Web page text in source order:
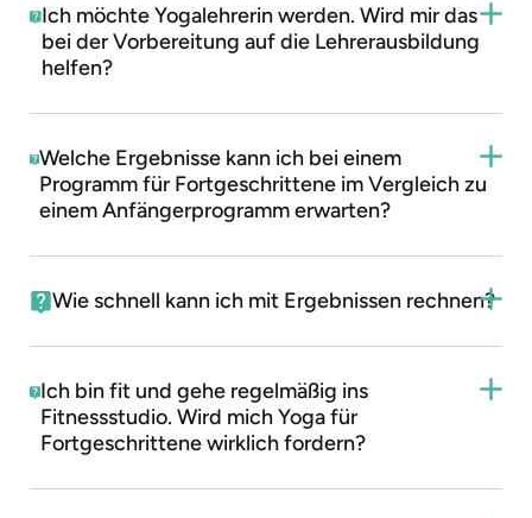
Ich möchte Yogalehrerin werden. Wird mir das
bei der Vorbereitung auf die Lehrerausbildung
helfen?
Welche Ergebnisse kann ich bei einem
Programm für Fortgeschrittene im Vergleich zu
einem Anfängerprogramm erwarten?
Wie schnell kann ich mit Ergebnissen rechnen?
Ich bin fit und gehe regelmäßig ins
Fitnessstudio. Wird mich Yoga für
Fortgeschrittene wirklich fordern?